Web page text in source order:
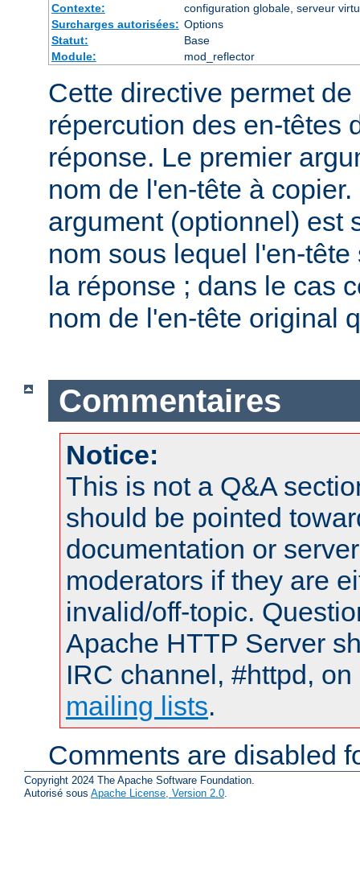
Contexte:
configuration globale, serveur
Surcharges autorisées: Options
Statut:
Base
Module:
mod_reflector
Cette directive permet
répercution des en-têtes
réponse. Le premier
nom de l'en-tête à
argument (optionnel) est
nom sous lequel l'en-
la réponse ; dans le cas
nom de l'en-tête original
Commentaires
Notice:
This is not a Q&A
should be pointed
documentation or
moderators if they are
invalid/off-topic.
Apache HTTP Server
IRC channel, #httpd,
mailing lists.
Comments are disabled
Copyright 2024 The Apache Software Foundation.
Autorisé sous Apache License, Version 2.0.